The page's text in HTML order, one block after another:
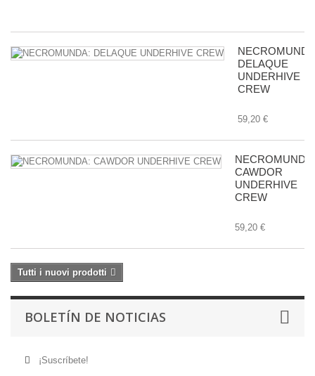
DELAQUE
UNDERHIVE
CREW
59,20 €
NECROMUNDA:
CAWDOR
UNDERHIVE
CREW
59,20 €
Tutti i nuovi prodotti
BOLETÍN DE NOTICIAS
¡Suscríbete!